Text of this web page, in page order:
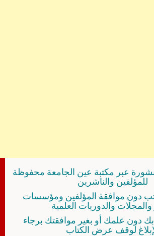
عبر مكتبة عين الجامعة محفوظة
للمؤلفين والناشرين
دون موافقة المؤلفين ومؤسسات
والدوريات العلمية
دون علمك أو بغير موافقتك برجاء
لوقف عرض الكتاب